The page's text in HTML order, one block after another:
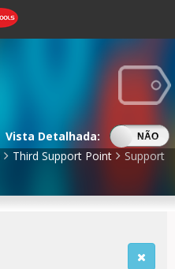
Vista Detalhada:
SIM NÃO
Third Support Point
Support